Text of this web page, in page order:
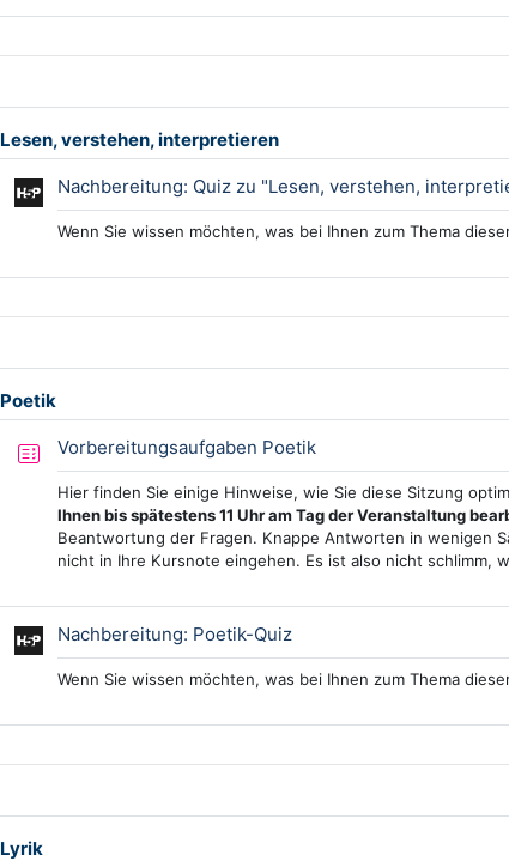
Lesen, verstehen, interpretieren
Nachbereitung: Quiz zu "Lesen, verstehen,
Wenn Sie wissen möchten, was bei Ihnen zum Thema
Poetik
Vorbereitungsaufgaben PoetikTest
Hier finden Sie einige Hinweise, wie Sie diese Sitzung
Ihnen bis spätestens 11 Uhr am Tag der Veranstaltung
Beantwortung der Fragen. Knappe Antworten in wenigen
nicht in Ihre Kursnote eingehen. Es ist also nicht
Nachbereitung: Poetik-QuizInteraktiver Inhalt
Wenn Sie wissen möchten, was bei Ihnen zum Thema
Lyrik